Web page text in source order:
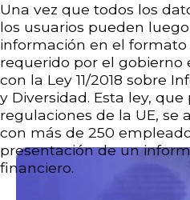
Una vez que todos los
los usuarios pueden
información en el
requerido por el gobierno
con la Ley 11/2018 sobre
y Diversidad. Esta ley,
regulaciones de la UE, se
con más de 250
presentación de un
financiero.